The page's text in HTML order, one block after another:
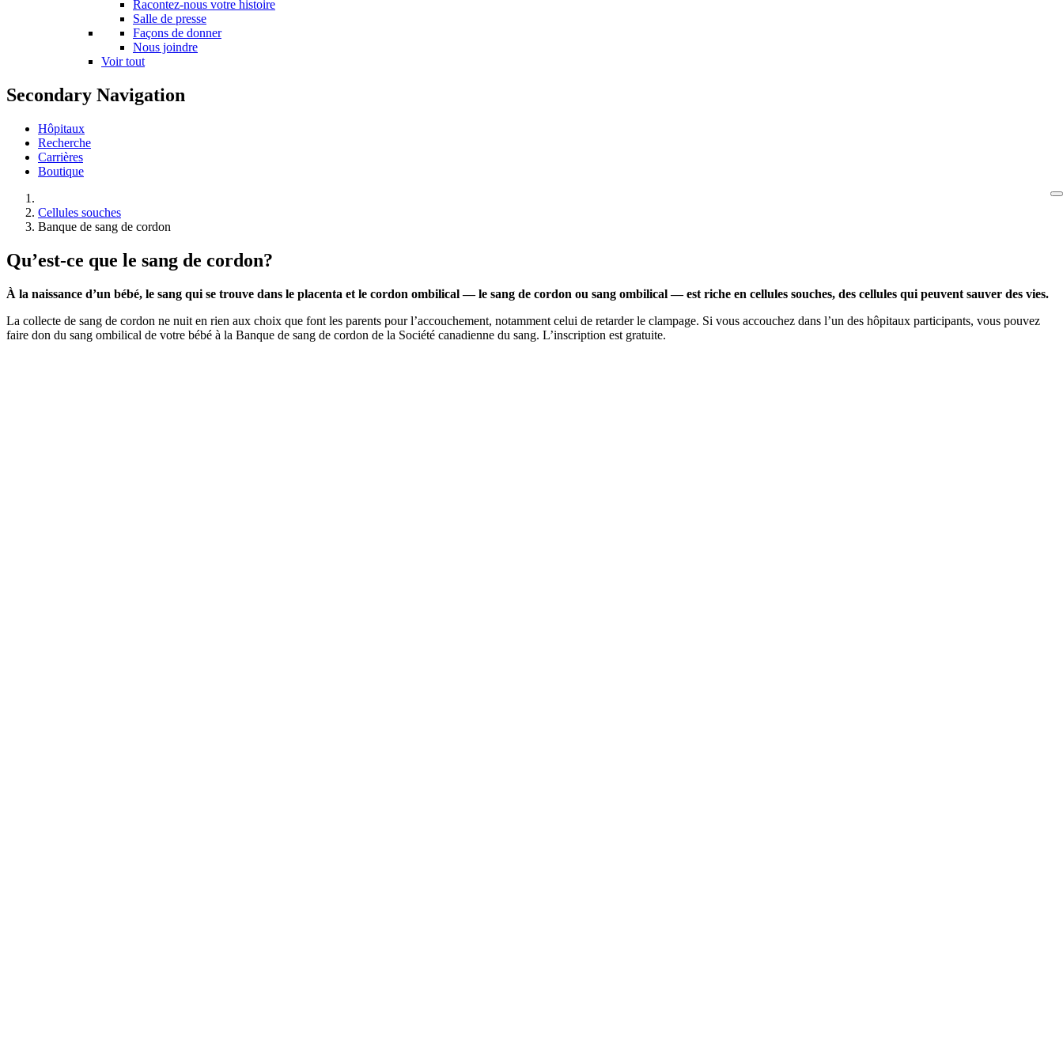
Racontez-nous votre histoire
Salle de presse
Façons de donner
Nous joindre
Voir tout
Secondary Navigation
Hôpitaux
Recherche
Carrières
Boutique
Cellules souches
Banque de sang de cordon
Qu’est-ce que le sang de cordon?
À la naissance d’un bébé, le sang qui se trouve dans le placenta et le cordon ombilical — le sang de cordon ou sang ombilical — est riche en cellules souches, des cellules qui peuvent sauver des vies.
La collecte de sang de cordon ne nuit en rien aux choix que font les parents pour l’accouchement, notamment celui de retarder le clampage. Si vous accouchez dans l’un des hôpitaux participants, vous pouvez
faire don du sang ombilical de votre bébé à la Banque de sang de cordon de la Société canadienne du sang. L’inscription est gratuite.